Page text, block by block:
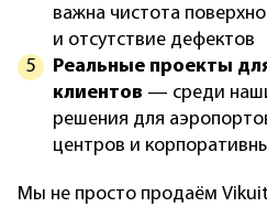
важна чистота
и отсутствие дефектов
Реальные проекты
клиентов — среди
решения для
центров и
Мы не просто продаём